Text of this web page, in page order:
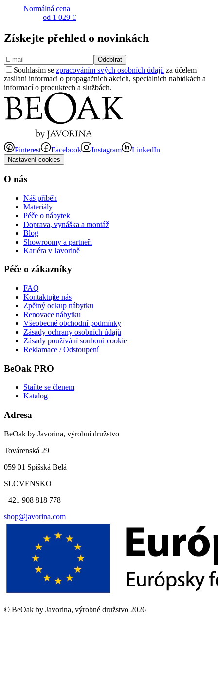
Normálná cena
od 1 029 €
Získejte přehled o novinkách
Odebírat
Souhlasím se zpracováním svých osobních údajů za účelem
zasílání informací o propagačních akcích, speciálních nabídkách a
informací o produktech a službách.
Pinterest Facebook Instagram LinkedIn
Nastavení cookies
O nás
Náš příběh
Materiály
Péče o nábytek
Doprava, vynáška a montáž
Blog
Showroomy a partneři
Kariéra v Javorině
Péče o zákazníky
FAQ
Kontaktujte nás
Zpětný odkup nábytku
Renovace nábytku
Všeobecné obchodní podmínky
Zásady ochrany osobních údajů
Zásady používání souborů cookie
Reklamace / Odstoupení
BeOak PRO
Staňte se členem
Katalog
Adresa
BeOak by Javorina, výrobní družstvo
Továrenská 29
059 01 Spišská Belá
SLOVENSKO
+421 908 818 778
shop@javorina.com
© BeOak by Javorina, výrobné družstvo 2026